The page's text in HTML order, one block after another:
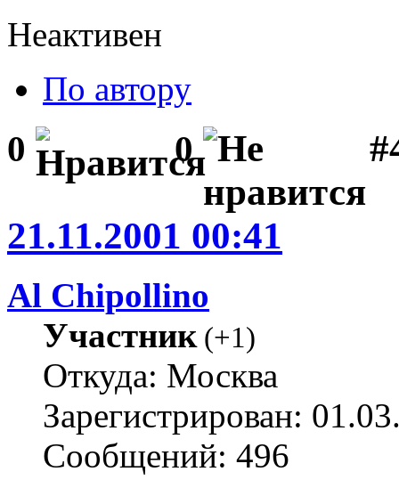
Неактивен
По автору
0 0
21.11.2001 00:41
Al Chipollino
Участник(+1)
Откуда: Москва
Зарегистрирован:
Сообщений: 496